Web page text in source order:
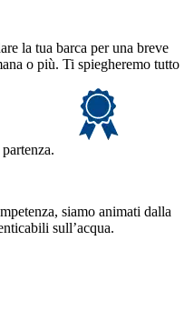
la tua barca per una breve
o più. Ti spiegheremo tutto
siamo animati dalla
sull’acqua.